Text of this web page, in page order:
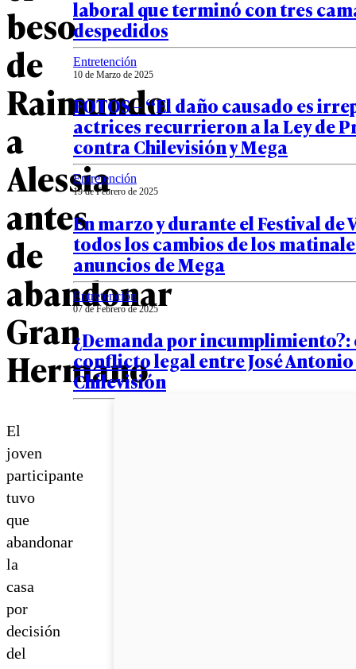
beso
de
Raimundo
a
Alessia
antes
de
abandonar
Gran
Hermano
El
joven
participante
tuvo
que
abandonar
la
casa
por
decisión
del
laboral que terminó con tres
despedidos
Entretención
10 de Marzo de 2025
FOTOS – “El daño causado es
actrices recurrieron a la Ley de
contra Chilevisión y Mega
Entretención
19 de Febrero de 2025
En marzo y durante el Festival de
todos los cambios de los
anuncios de Mega
Entretención
07 de Febrero de 2025
¿Demanda por incumplimiento?:
conflicto legal entre José Antonio
Chilevisión